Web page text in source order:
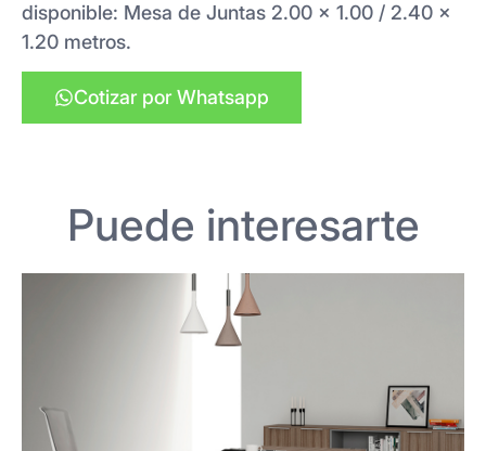
disponible: Mesa de Juntas 2.00 x 1.00 / 2.40 x
1.20 metros.
Cotizar por Whatsapp
Puede interesarte